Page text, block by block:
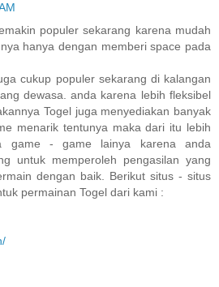
populer sekarang karena mudah
hanya dengan memberi space pada
cukup populer sekarang di kalangan
dewasa. anda karena lebih fleksibel
Togel juga menyediakan banyak
menarik tentunya maka dari itu lebih
game - game lainya karena anda
untuk memperoleh pengasilan yang
dengan baik. Berikut situs - situs
permainan Togel dari kami :